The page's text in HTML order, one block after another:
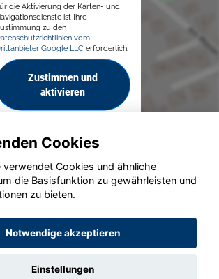
die Aktivierung der Karten- und
ist Ihre
zu den
vom
Google LLC erforderlich.
Zustimmen und
aktivieren
GmbH 2020 - 2026
Cookies
verwendet Cookies und ähnliche
die Basisfunktion zu gewährleisten und
zu bieten.
Notwendige akzeptieren
Einstellungen